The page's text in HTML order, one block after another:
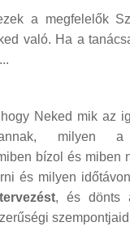
a megfelelők
való. Ha a
Neked mik az
milyen a
bízol és miben
és milyen
, és dönts